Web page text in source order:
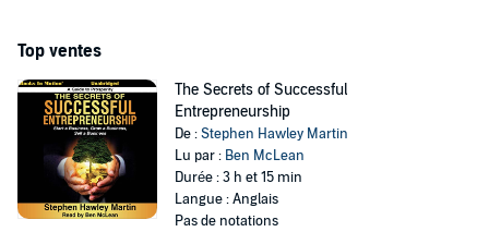
Top ventes
The Secrets of Successful
Entrepreneurship
De :Stephen Hawley Martin
Lu par : Ben McLean
Durée : 3 h et 15 min
Langue : Anglais
Pas de notations